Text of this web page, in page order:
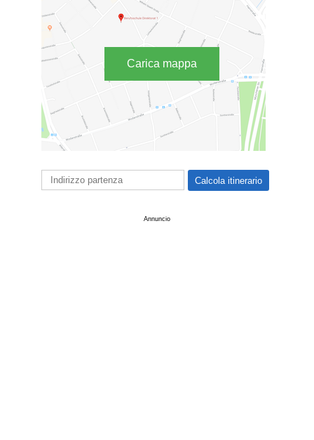
Carica mappa
Annuncio